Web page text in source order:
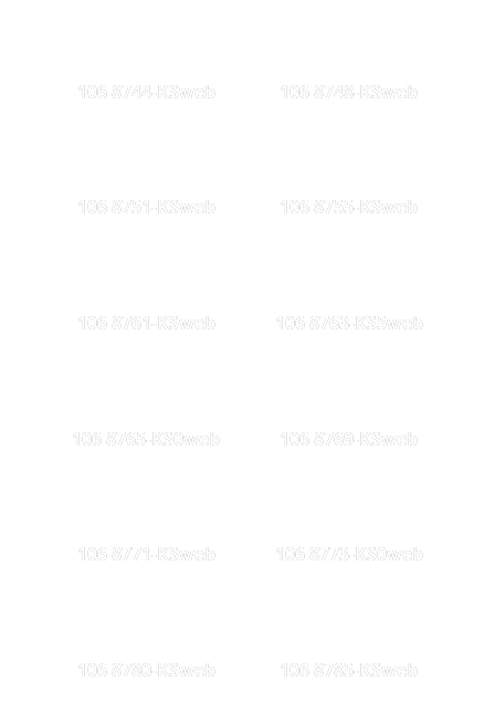
106 8744-KSweb 106 8748-KSweb
106 8751-KSweb 106 8755-KSweb
106 8761-KSweb 106 8763-KS5web
106 8765-KS0web 106 8769-KSweb
106 8771-KSweb 106 8773-KS0web
106 8780-KSweb 106 8785-KSweb